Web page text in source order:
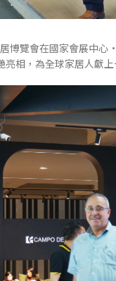
博覽會在國家會展中
相，為全球家居人獻